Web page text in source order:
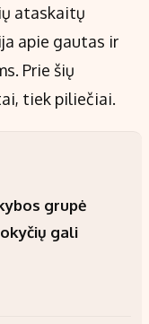
ataskaitų
apie gautas ir
Prie šių
tiek piliečiai.
grupė
gali